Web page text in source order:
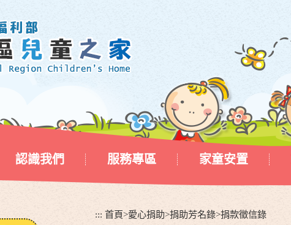
認識我們 服務專區 家童安置
::: 首頁>愛心捐助>捐助芳名錄>捐款徵信錄